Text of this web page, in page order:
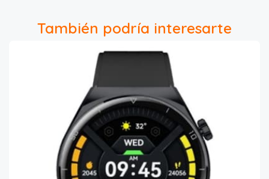
También podría interesarte